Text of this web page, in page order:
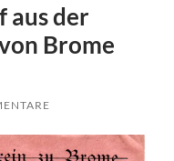
aus der
Brome